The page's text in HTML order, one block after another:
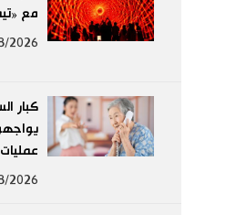
مع
2026
كبار
عمليات
2026